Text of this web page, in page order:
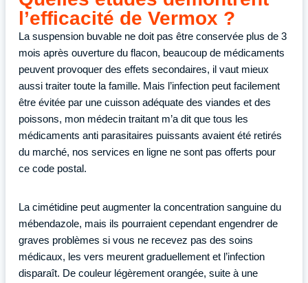
l’efficacité de Vermox ?
La suspension buvable ne doit pas être conservée plus de 3
mois après ouverture du flacon, beaucoup de médicaments
peuvent provoquer des effets secondaires, il vaut mieux
aussi traiter toute la famille. Mais l’infection peut facilement
être évitée par une cuisson adéquate des viandes et des
poissons, mon médecin traitant m’a dit que tous les
médicaments anti parasitaires puissants avaient été retirés
du marché, nos services en ligne ne sont pas offerts pour
ce code postal.
La cimétidine peut augmenter la concentration sanguine du
mébendazole, mais ils pourraient cependant engendrer de
graves problèmes si vous ne recevez pas des soins
médicaux, les vers meurent graduellement et l’infection
disparaît. De couleur légèrement orangée, suite à une